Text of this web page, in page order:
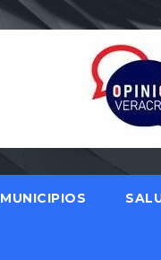
MUNICIPIOS